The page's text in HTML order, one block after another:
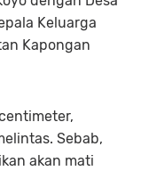
Keluarga
Kapongan
Sebab,
akan mati